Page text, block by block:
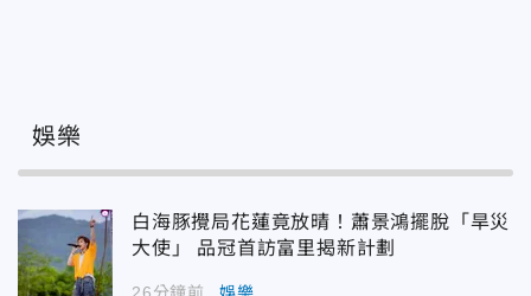
娛樂
白海豚攪局花蓮竟放晴！蕭景鴻擺脫「旱災
大使」 品冠首訪富里揭新計劃
26分鐘前 娛樂